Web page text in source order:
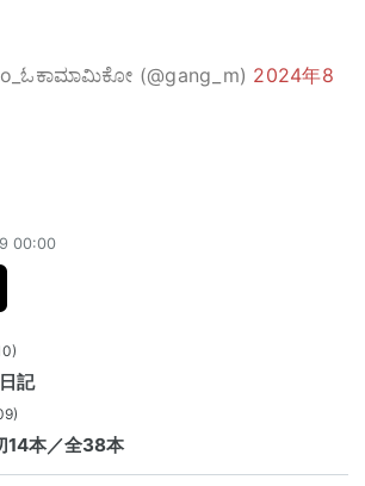
(@gang_m) 2024年8
00:00
記
14本／全38本